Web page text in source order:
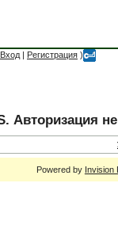
Вход | Регистрация )
Авторизация
Powered by Invision